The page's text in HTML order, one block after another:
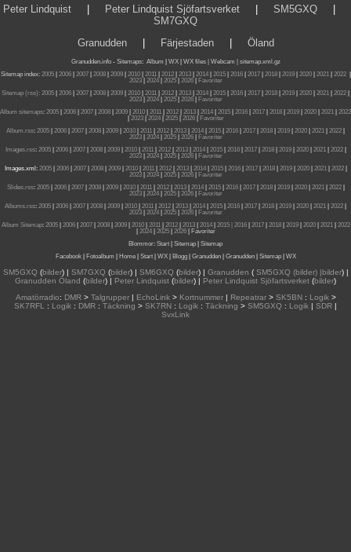
Peter Lindquist
Peter Lindquist Sjöfartsverket SM5GXQ
SM7GXQ
Granudden| Färjestaden| Öland
Granudden.info- Sitemaps: Album WX WX files | Webcam |
sitemap.xml.gz
Sitemap index: 2005| 2006| 2007| 2008| 2009| 2010| 2011| 2012| 2013| 2014| 2015| 2016| 2017| 2018| 2019| 2020| 2021| 2022|
2023| 2024| 2025| 2026|
Favoriter
Sitemap (rss): 2005 2006 2007 2008 2009 2010 2011 2012 2013 2014 2015 2016 2017 2018 2019 2020 2021 2022
2023| 2024| 2025| 2026|
Favoriter
Album sitemaps: 2005 2006 2007 2008 2009 2010 2011 2012 2013 2014 2015 2016 2017 2018 2019 2020 2021
2022
2023| 2024| 2025| 2026|
Favoriter
Album.rss: 2005 2006 2007 2008 2009 2010 2011 2012 2013 2014 2015 2016 2017 2018 2019 2020 2021 2022
2023| 2024| 2025| 2026|
Favoriter
Images.rss: 2005| 2006| 2007| 2008| 2009| 2010| 2011| 2012| 2013| 2014| 2015| 2016| 2017| 2018| 2019| 2020| 2021| 2022|
2023| 2024| 2025| 2026|
Favoriter
Images.xml: 2005| 2006| 2007| 2008| 2009| 2010| 2011| 2012| 2013| 2014| 2015| 2016| 2017| 2018| 2019| 2020| 2021| 2022|
2023| 2024| 2025| 2026|
Favoriter
Slides.rss: 2005| 2006| 2007| 2008| 2009| 2010| 2011| 2012| 2013| 2014| 2015| 2016| 2017| 2018| 2019| 2020| 2021| 2022|
2023| 2024| 2025| 2026|
Favoriter
Albums.rss: 2005 2006 2007 2008 2009 2010 2011 2012 2013 2014 2015 2016 2017 2018 2019 2020 2021 2022
2023| 2024| 2025| 2026|
Favoriter
Album Sitemap: 2005| 2006| 2007| 2008| 2009| 2010| 2011| 2012| 2013| 2014| 2015 | 2016| 2017| 2018| 2019| 2020| 2021| 2022
2024| 2025| 2026|
Favoriter
Blommor: Start Sitemap
Sitemap
Facebook| Fotoalbum Home| Start| WX| Blogg| Granudden| Granudden| Sitemap| WX
SM5GXQ(bilder) | SM7GXQ(bilder) | SM6GXQ(bilder) | Granudden (SM5GXQ (bilder) |bilder) |
Granudden Öland (bilder) | Peter Lindquist (bilder) | Peter Lindquist Sjöfartsverket (bilder)
Amatörradio: DMR> Talgrupper| EchoLink> Kortnummer| Repeatrar> SK5BN: Logik>
SK7RFL
: Logik : DMR : Täckning > SK7RN : Logik : Täckning > SM5GXQ : Logik | SDR |
SvxLink